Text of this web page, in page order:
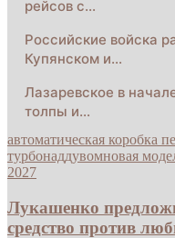
рейсов с…
Российские войска
Купянском и…
Лазаревское в
толпы и…
автоматическая коробка
турбонаддувомновая
2027
Лукашенко
средство против